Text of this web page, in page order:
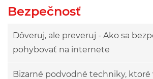
Bezpečnosť
Dôveruj, ale preveruj - Ako sa
pohybovať na internete
Bizarné podvodné techniky, ktoré